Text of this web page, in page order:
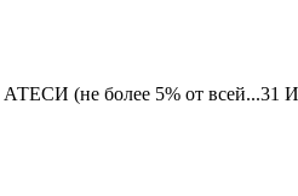
(не более 5% от всей...31